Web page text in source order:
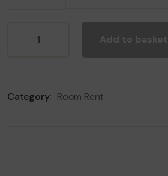
Add to basket
Category: Room Rent